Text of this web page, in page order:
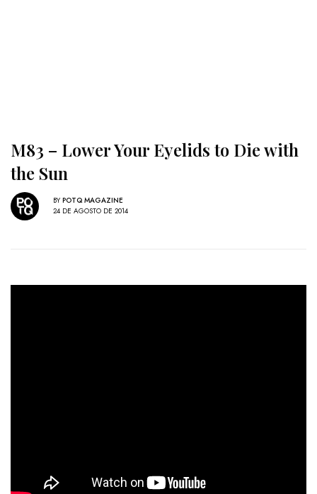
M83 – Lower Your Eyelids to Die with
the Sun
BY POTQ MAGAZINE
24 DE AGOSTO DE 2014